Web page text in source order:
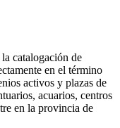
catalogación de
en el término
activos y plazas de
acuarios, centros
en la provincia de